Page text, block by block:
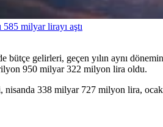
milyar lirayı aştı
bütçe gelirleri, geçen yılın aynı
950 milyar 322 milyon lira oldu.
nisanda 338 milyar 727 milyon lira,